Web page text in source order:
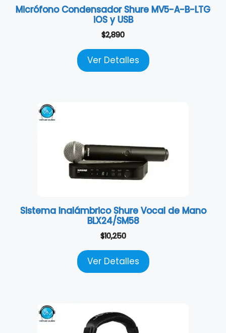
Micrófono Condensador Shure MV5-A-B-LTG
iOS y USB
$2,890
Ver Detalles
Sistema Inalámbrico Shure Vocal de Mano
BLX24/SM58
$10,250
Ver Detalles